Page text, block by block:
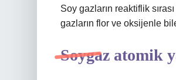
Soy gazların reaktiflik
gazların flor ve oksijenle
Soygaz atomik